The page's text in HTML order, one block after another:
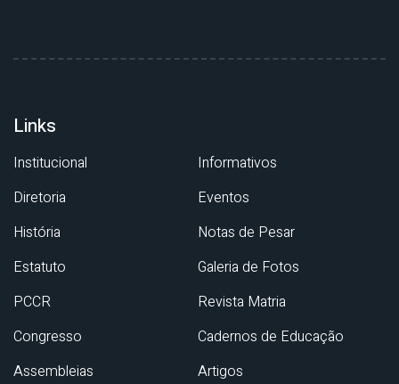
Links
Institucional
Diretoria
História
Estatuto
PCCR
Congresso
Assembleias
Informativos
Eventos
Notas de Pesar
Galeria de Fotos
Revista Matria
Cadernos de Educação
Artigos